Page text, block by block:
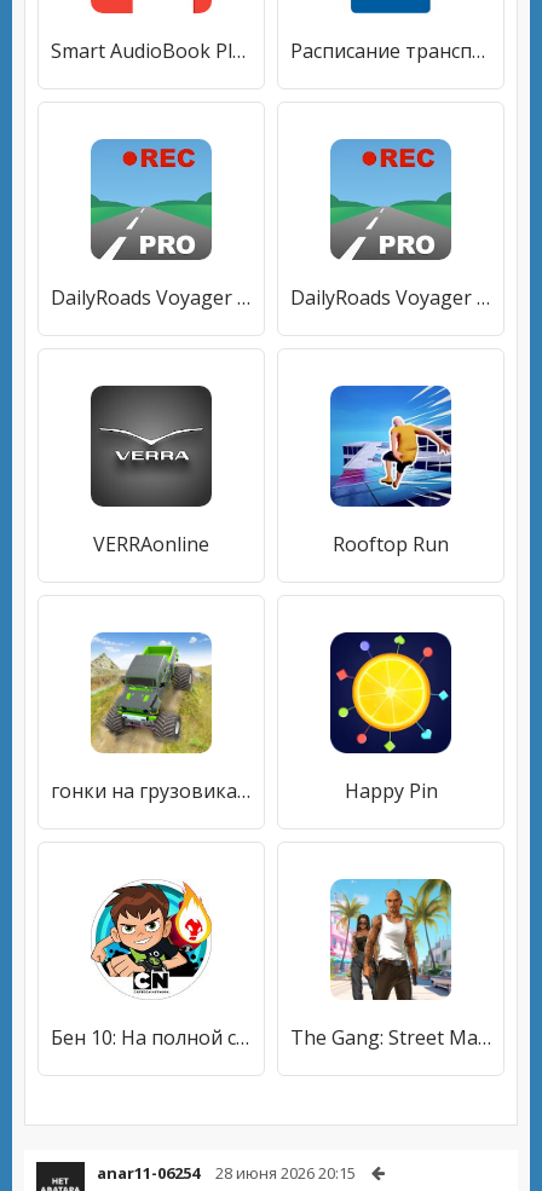
Smart AudioBook Player Расписание транспорта Москвы
DailyRoads Voyager Pro DailyRoads Voyager Pro
VERRAonline Rooftop Run
гонки на грузовиках-монстрах Happy Pin
Бен 10: На полной скорости The Gang: Street Mafia Wars
anar11-06254 28 июня 2026 20:15